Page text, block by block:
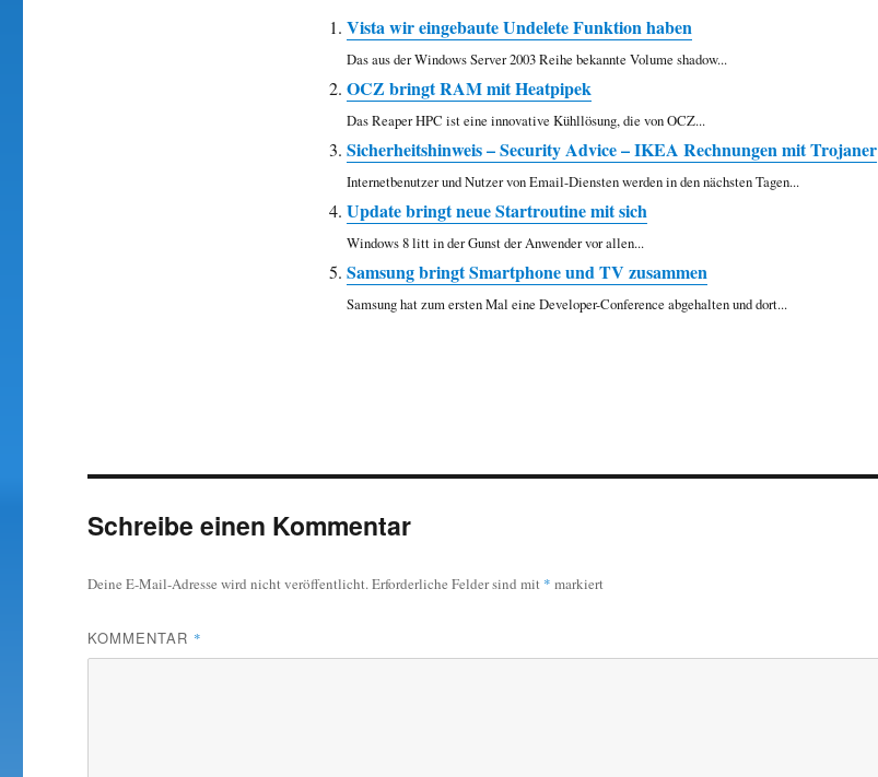
Vista wir eingebaute Undelete Funktion haben
Das aus der Windows Server 2003 Reihe bekannte Volume shadow...
OCZ bringt RAM mit Heatpipek
Das Reaper HPC ist eine innovative Kühllösung, die von OCZ...
Sicherheitshinweis – Security Advice – IKEA Rechnungen mit Trojaner
Internetbenutzer und Nutzer von Email-Diensten werden in den nächsten Tagen...
Update bringt neue Startroutine mit sich
Windows 8 litt in der Gunst der Anwender vor allen...
Samsung bringt Smartphone und TV zusammen
Samsung hat zum ersten Mal eine Developer-Conference abgehalten und dort...
Schreibe einen Kommentar
Deine E-Mail-Adresse wird nicht veröffentlicht.Erforderliche Felder sind mit * markiert
KOMMENTAR *